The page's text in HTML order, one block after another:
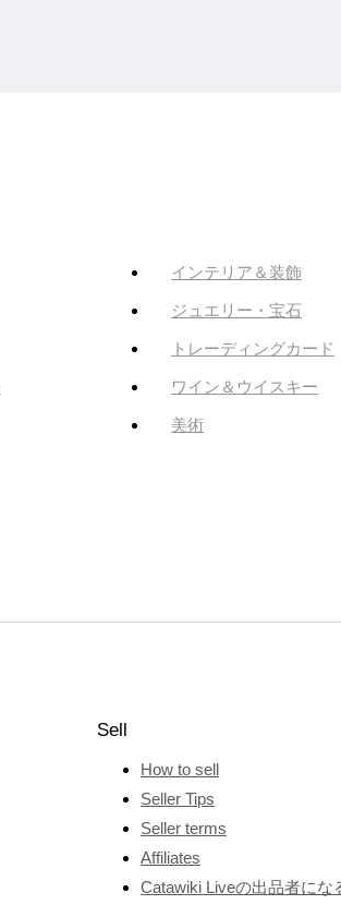
インテリア＆装飾
ジュエリー・宝石
トレーディングカード
ワイン＆ウイスキー
美術
Sell
How to sell
Seller Tips
Seller terms
Affiliates
Catawiki Liveの出品者にな